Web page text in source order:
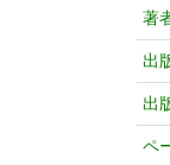
著
出
出
ペ